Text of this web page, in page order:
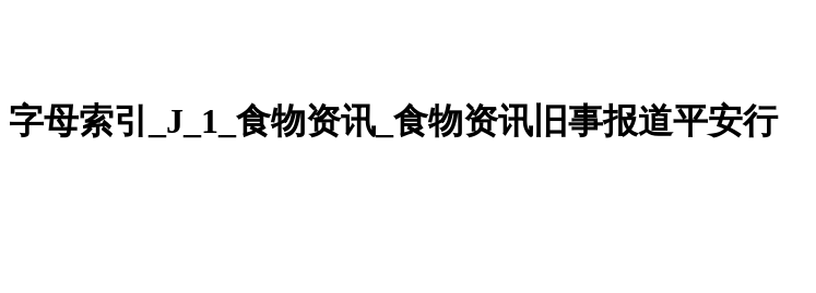
字母索引_J_1_食物资讯_食物资讯旧事报道平安行